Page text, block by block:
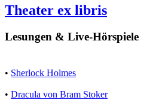
Theater ex libris
Lesungen & Live-Hörspiele
• Sherlock Holmes
• Dracula von Bram Stoker